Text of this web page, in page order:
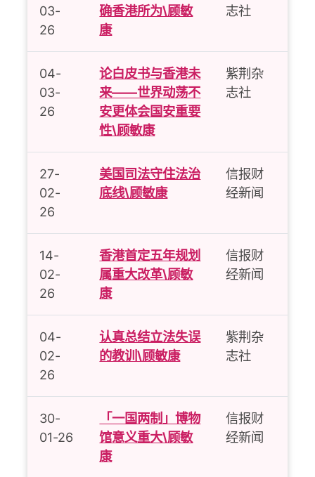
03-
26
确香港所为\顾敏
康
志社
04-
03-
26
论白皮书与香港未
来——世界动荡不
安更体会国安重要
性\顾敏康
紫荆杂
志社
27-
02-
26
美国司法守住法治
底线\顾敏康
信报财
经新闻
14-
02-
26
香港首定五年规划
属重大改革\顾敏
康
信报财
经新闻
04-
02-
26
认真总结立法失误
的教训\顾敏康
紫荆杂
志社
30-
01-26
「一国两制」博物
馆意义重大\顾敏
康
信报财
经新闻